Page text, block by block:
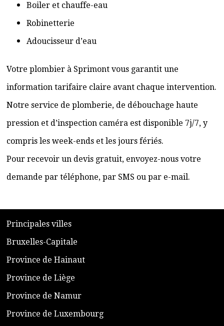
Boiler et chauffe-eau
Robinetterie
Adoucisseur d’eau
Votre plombier à Sprimont vous garantit une
information tarifaire claire avant chaque intervention.
Notre service de plomberie, de débouchage haute
pression et d’inspection caméra est disponible 7j/7, y
compris les week-ends et les jours fériés.
Pour recevoir un devis gratuit, envoyez-nous votre
demande par téléphone, par SMS ou par e-mail.
​Principales villes
​Bruxelles-Capitale
​Province de Hainaut
Province de Liège
​Province de Namur
​Province de Luxembourg